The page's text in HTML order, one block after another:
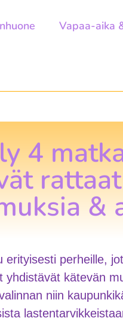
Vapaa-aika
4
&
perheille,
kätevän
niin